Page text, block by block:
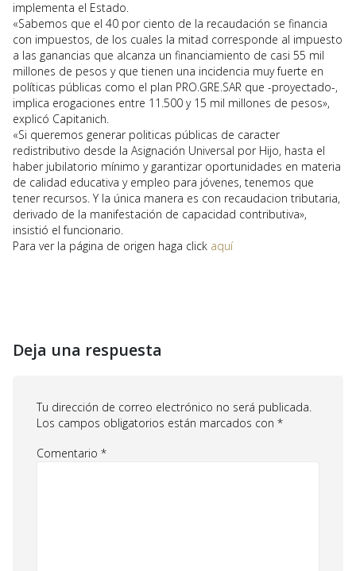
implementa el Estado.
«Sabemos que el 40 por ciento de la recaudación se financia
con impuestos, de los cuales la mitad corresponde al impuesto
a las ganancias que alcanza un financiamiento de casi 55 mil
millones de pesos y que tienen una incidencia muy fuerte en
políticas públicas como el plan PRO.GRE.SAR que -proyectado-,
implica erogaciones entre 11.500 y 15 mil millones de pesos»,
explicó Capitanich.
«Si queremos generar politicas públicas de caracter
redistributivo desde la Asignación Universal por Hijo, hasta el
haber jubilatorio mínimo y garantizar oportunidades en materia
de calidad educativa y empleo para jóvenes, tenemos que
tener recursos. Y la única manera es con recaudacion tributaria,
derivado de la manifestación de capacidad contributiva»,
insistió el funcionario.
Para ver la página de origen haga click aquí
Deja una respuesta
Tu dirección de correo electrónico no será publicada.
Los campos obligatorios están marcados con *
Comentario *